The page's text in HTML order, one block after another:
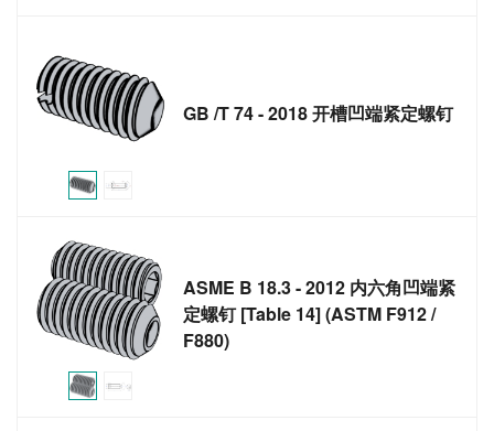
GB /T 74 - 2018 开槽凹端紧定螺钉
ASME B 18.3 - 2012 内六角凹端紧
定螺钉 [Table 14] (ASTM F912 /
F880)